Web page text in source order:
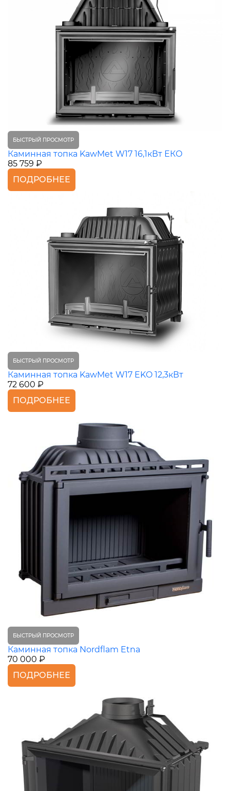
БЫСТРЫЙ ПРОСМОТР
Каминная топка KawMet W17 16,1кВт ЕКО
85 759 ₽
ПОДРОБНЕЕ
БЫСТРЫЙ ПРОСМОТР
Каминная топка KawMet W17 EKO 12,3кВт
72 600 ₽
ПОДРОБНЕЕ
БЫСТРЫЙ ПРОСМОТР
Каминная топка Nordflam Etna
70 000 ₽
ПОДРОБНЕЕ